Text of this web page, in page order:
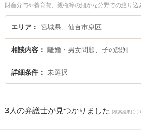
財産分与や養育費、親権等の細かな分野での絞り
に品川直人法律事務所の品川 直人弁護士やあやめ
士、あやめ法律事務所の神坪 浩喜弁護士のプロフ
富な近くの弁護士を検索したい』『初回相談無料で
仙台市泉区内の弁護士に相談予約したい』などで
めです。
エリア 宮城県、仙台市泉区
相談内容 離婚・男女問題、子の認知
詳細条件 未選択
3 人の弁護士が見つかりました (検索結果につ